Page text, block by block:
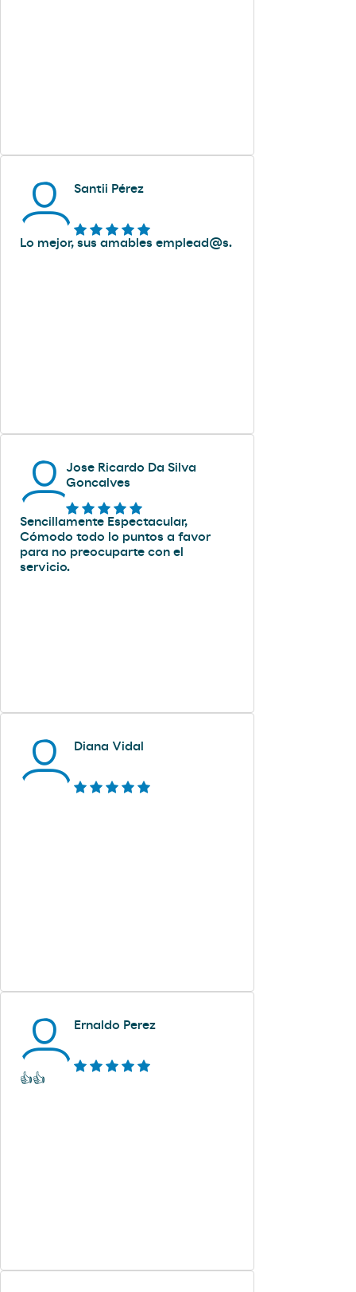
Santii Pérez
Lo mejor, sus amables emplead@s.
Jose Ricardo Da Silva
Goncalves
Sencillamente Espectacular,
Cómodo todo lo puntos a favor
para no preocuparte con el
servicio.
Diana Vidal
Ernaldo Perez
👍👍